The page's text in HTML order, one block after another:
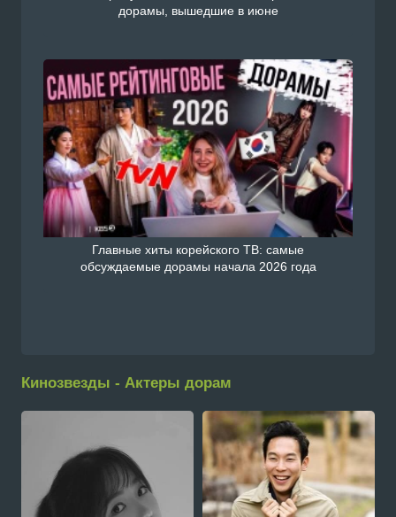
дорамы, вышедшие в июне
Главные хиты корейского ТВ: самые
обсуждаемые дорамы начала 2026 года
Кинозвезды - Актеры дорам